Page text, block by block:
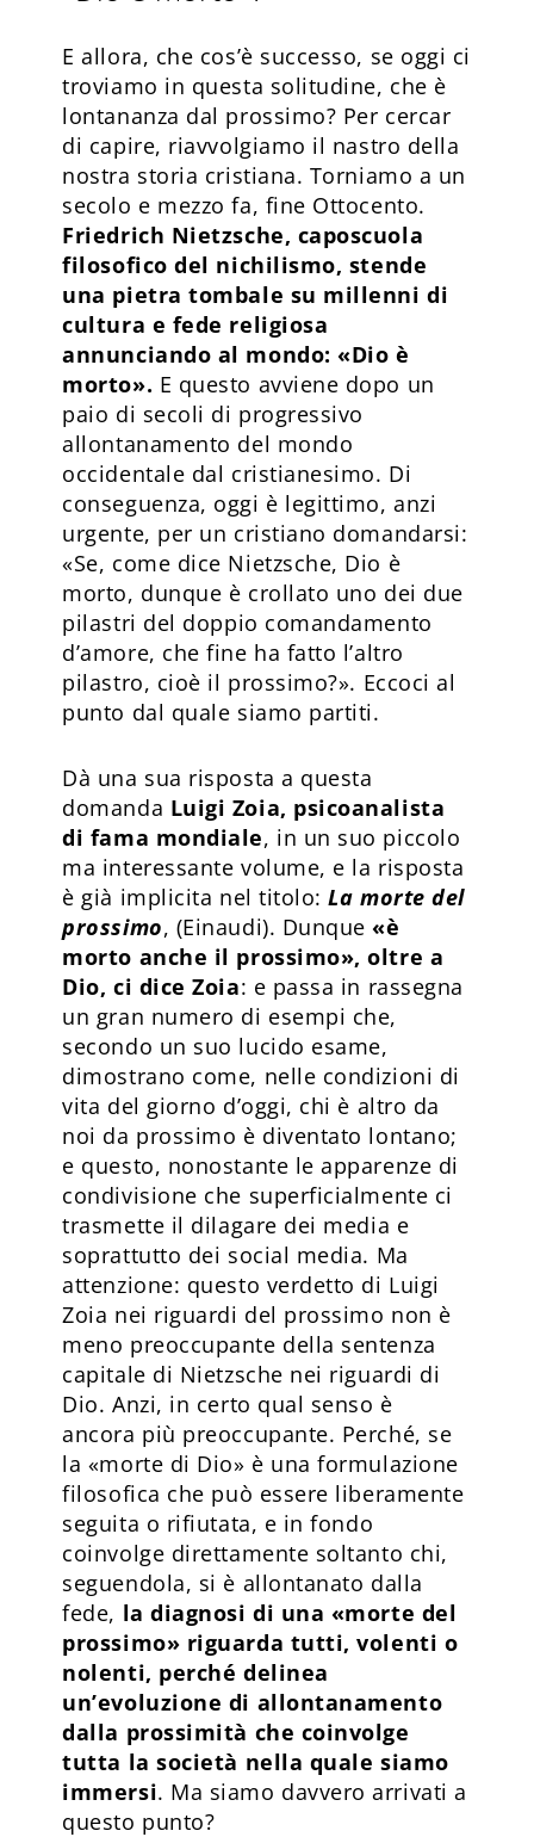
E allora, che cos’è successo, se oggi ci
troviamo in questa solitudine, che è
lontananza dal prossimo? Per cercar
di capire, riavvolgiamo il nastro della
nostra storia cristiana. Torniamo a un
secolo e mezzo fa, fine Ottocento.
Friedrich Nietzsche, caposcuola
filosofico del nichilismo, stende
una pietra tombale su millenni di
cultura e fede religiosa
annunciando al mondo: «Dio è
morto». E questo avviene dopo un
paio di secoli di progressivo
allontanamento del mondo
occidentale dal cristianesimo. Di
conseguenza, oggi è legittimo, anzi
urgente, per un cristiano domandarsi:
«Se, come dice Nietzsche, Dio è
morto, dunque è crollato uno dei due
pilastri del doppio comandamento
d’amore, che fine ha fatto l’altro
pilastro, cioè il prossimo?». Eccoci al
punto dal quale siamo partiti.
Dà una sua risposta a questa
domanda Luigi Zoia, psicoanalista
di fama mondiale, in un suo piccolo
ma interessante volume, e la risposta
è già implicita nel titolo:La morte del
prossimo, (Einaudi). Dunque «è
morto anche il prossimo», oltre a
Dio, ci dice Zoia: e passa in rassegna
un gran numero di esempi che,
secondo un suo lucido esame,
dimostrano come, nelle condizioni di
vita del giorno d’oggi, chi è altro da
noi da prossimo è diventato lontano;
e questo, nonostante le apparenze di
condivisione che superficialmente ci
trasmette il dilagare dei media e
soprattutto dei social media. Ma
attenzione: questo verdetto di Luigi
Zoia nei riguardi del prossimo non è
meno preoccupante della sentenza
capitale di Nietzsche nei riguardi di
Dio. Anzi, in certo qual senso è
ancora più preoccupante. Perché, se
la «morte di Dio» è una formulazione
filosofica che può essere liberamente
seguita o rifiutata, e in fondo
coinvolge direttamente soltanto chi,
seguendola, si è allontanato dalla
fede, la diagnosi di una «morte del
prossimo» riguarda tutti, volenti o
nolenti, perché delinea
un’evoluzione di allontanamento
dalla prossimità che coinvolge
tutta la società nella quale siamo
immersi. Ma siamo davvero arrivati a
questo punto?